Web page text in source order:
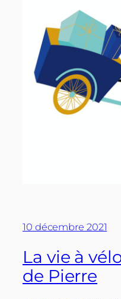
10 décembre 2021
La vie à
de Pierre